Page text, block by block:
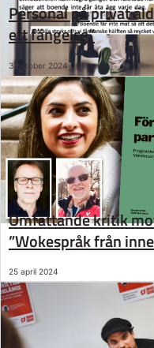
Personal på privat
ett fängelse”
3 oktober 2024
Omfattande kritik
”Wokespråk från
25 april 2024